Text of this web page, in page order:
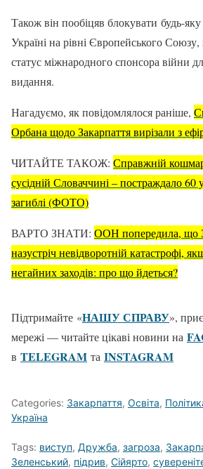
Також він пообіцяв блокувати будь-
Україні на рівні Європейського
статус міжнародного спонсора війни
видання.
Нагадуємо, як повідомлялося раніше,
Орбана щодо Закарпаття вирізали з
ЧИТАЙТЕ ТАКОЖ: Справжній
сусідній Словаччині – постраждало 60
загиблі (ФОТО)
ВАРТО ЗНАТИ: ООН попередила, що
назустріч невідворотній катастрофі,
негайних заходів: про що йдеться?
Підтримайте «НАШУ СПРАВУ»,
мережі — читайте цікаві новини на
в TELEGRAM та ІNSTAGRAM
Categories: Закарпаття, Освіта,
Україна
Tags: виступ, Дружба, загроза,
Зеленський, підрив, Сійярто,